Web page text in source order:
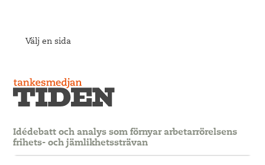
Välj en sida
Idédebatt och analys som förnyar arbetarrörelsens
frihets- och jämlikhetssträvan